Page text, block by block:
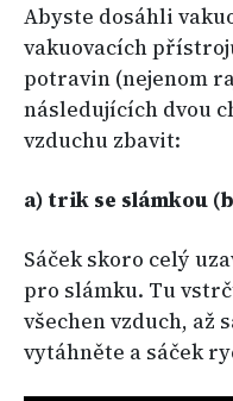
Abyste dosáhli
vakuovacích
potravin (nejenom
následujících dvou
vzduchu zbavit:
a) trik se slámkou
Sáček skoro celý
pro slámku. Tu
všechen vzduch, až
vytáhněte a sáček